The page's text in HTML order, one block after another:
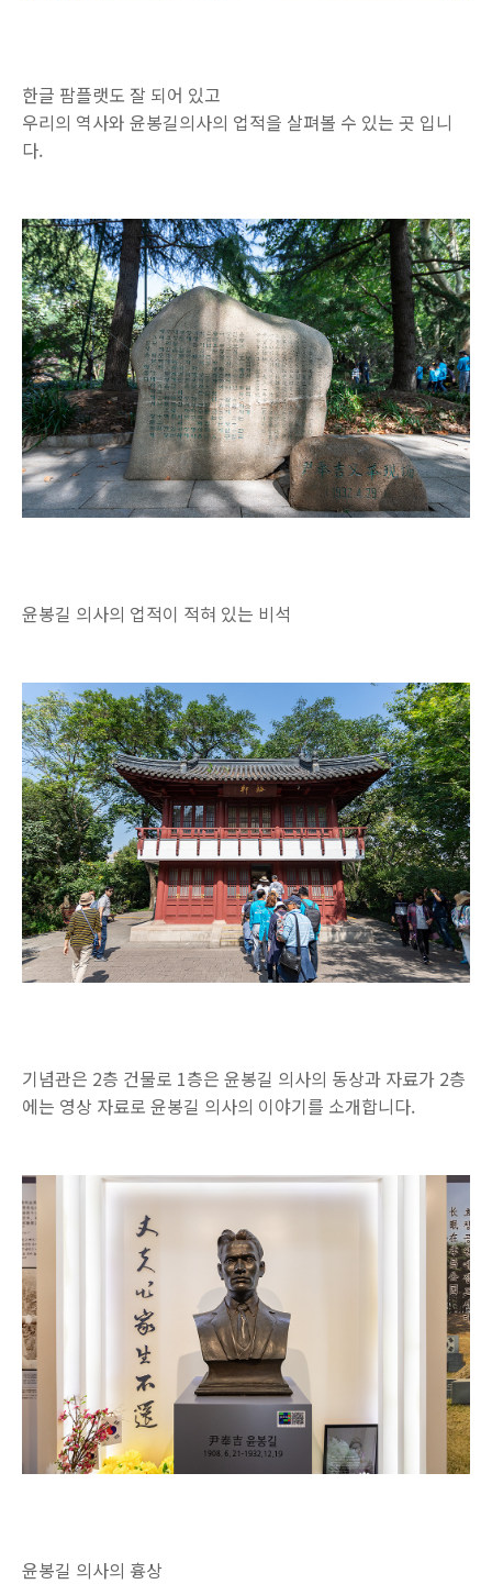
한글 팜플랫도 잘 되어 있고
우리의 역사와 윤봉길의사의 업적을 살펴볼 수 있는 곳 입니
다.
윤봉길 의사의 업적이 적혀 있는 비석
기념관은 2층 건물로 1층은 윤봉길 의사의 동상과 자료가 2층
에는 영상 자료로 윤봉길 의사의 이야기를 소개합니다.
윤봉길 의사의 흉상